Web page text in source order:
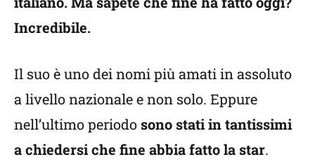
Incredibile.
Il suo è uno dei nomi più amati in assoluto
a livello nazionale e non solo. Eppure
nell’ultimo periodo sono stati in tantissimi
a chiedersi che fine abbia fatto la star.